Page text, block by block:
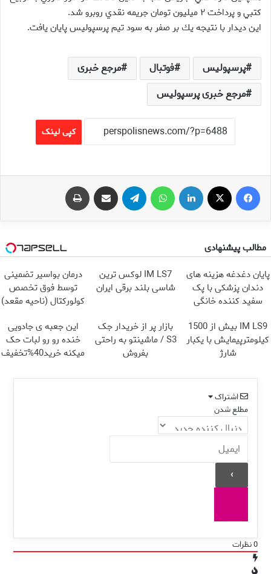
كتبي و پرداخت ۲ ميليون تومان جريمه نقدي روبرو شد.
اين ديدار با نتيجه يك بر صفر به سود تيم پرسپوليس پايان يافت.
پرسپولیس فوتبال
مرجع خبری
مرجع خبری پرسپولیس
کپی لینک
فیس بوک لینکدین تلگرام اشتراک گذاری از طریق ایمیل
مطالب پیشنهادی
پایان دغدغه هزینه های
دندان پزشکی با پک
سفید کننده خانگی
IM LS7 لوکس ترین
شاسی بلند برقی ایران
درمان بواسیر تضمینی
توسط فوق تخصص
کولورکتال (ناحیه مقعد)
IM LS9 بیش از 1500
کیلومترپیمایش با یکبار
شارژ
بازار پر از خریدار جک
S3 / ماشینتو به راحتی
بفروش
این جعبه ی جادویی
خنده رو رو لبات حک
میکنه خرید40%تخفیف
اشتراک
مطلع شدن
0نظرات